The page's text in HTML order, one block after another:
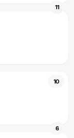
11
10
6